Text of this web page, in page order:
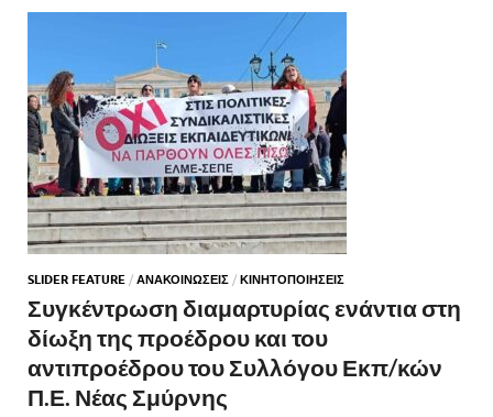
SLIDER FEATURE / ΑΝΑΚΟΙΝΩΣΕΙΣ / ΚΙΝΗΤΟΠΟΙΗΣΕΙΣ
Συγκέντρωση διαμαρτυρίας ενάντια στη
δίωξη της προέδρου και του
αντιπροέδρου του Συλλόγου Εκπ/κών
Π.Ε. Νέας Σμύρνης